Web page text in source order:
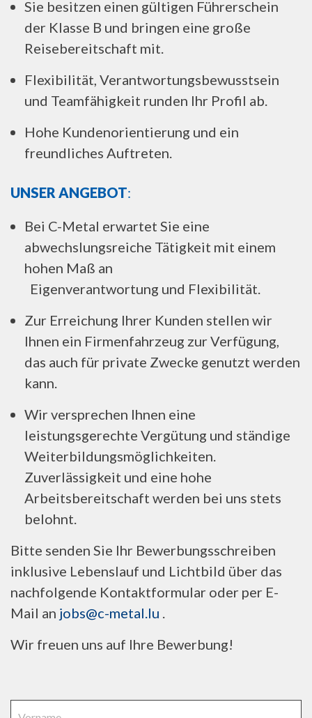
Sie besitzen einen gültigen Führerschein
der Klasse B und bringen eine große
Reisebereitschaft mit.
Flexibilität, Verantwortungsbewusstsein
und Teamfähigkeit runden Ihr Profil ab.
Hohe Kundenorientierung und ein
freundliches Auftreten.
UNSER ANGEBOT:
Bei C-Metal erwartet Sie eine
abwechslungsreiche Tätigkeit mit einem
hohen Maß an
Eigenverantwortung und Flexibilität.
Zur Erreichung Ihrer Kunden stellen wir
Ihnen ein Firmenfahrzeug zur Verfügung,
das auch für private Zwecke genutzt werden
kann.
Wir versprechen Ihnen eine
leistungsgerechte Vergütung und ständige
Weiterbildungsmöglichkeiten.
Zuverlässigkeit und eine hohe
Arbeitsbereitschaft werden bei uns stets
belohnt.
Bitte senden Sie Ihr Bewerbungsschreiben
inklusive Lebenslauf und Lichtbild über das
nachfolgende Kontaktformular oder per E-
Mail an jobs@c-metal.lu
Wir freuen uns auf Ihre Bewerbung!